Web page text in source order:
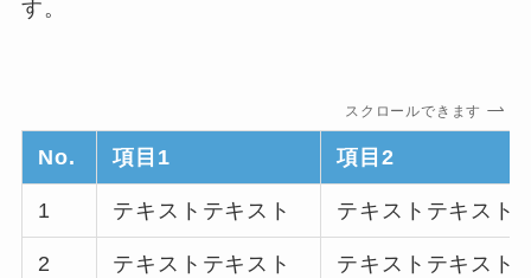
す。
スクロールできます
No. 項目1 項目 2
1 テキストテキスト テキストテキスト
2 テキストテキスト テキストテキスト